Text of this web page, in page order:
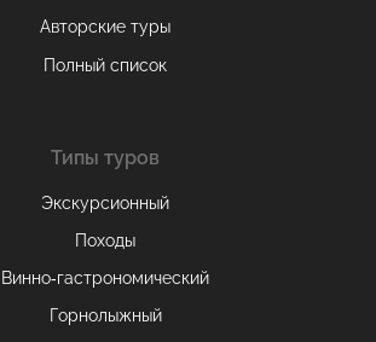
Авторские туры
Полный список
Типы туров
Экскурсионный
Походы
Винно-гастрономический
Горнолыжный